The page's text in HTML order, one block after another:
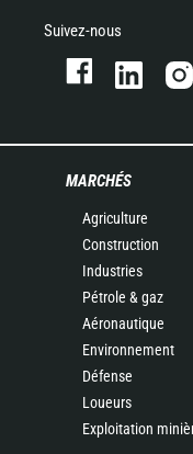
Suivez-nous
MARCHÉS
Agriculture
Construction
Industries
Pétrole & gaz
Aéronautique
Environnement
Défense
Loueurs
Exploitation